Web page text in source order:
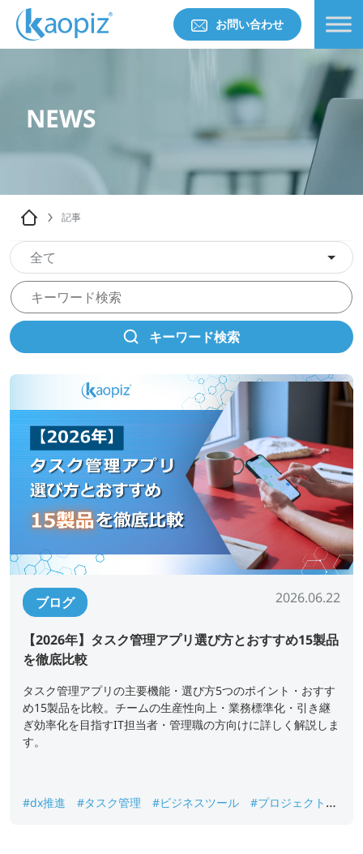
お問い合わせ
NEWS
記事
全て
キーワード検索
ブログ 2026.06.22
【2026年】タスク管理アプリ選び方とおすすめ15製品
を徹底比較
タスク管理アプリの主要機能・選び方5つのポイント・おすす
め15製品を比較。チームの生産性向上・業務標準化・引き継
ぎ効率化を目指すIT担当者・管理職の方向けに詳しく解説しま
す。
#dx推進 #タスク管理 #ビジネスツール
#プロジェクト管